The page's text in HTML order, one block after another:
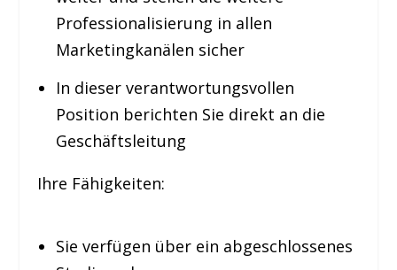
Professionalisierung in allen
Marketingkanälen sicher
In dieser verantwortungsvollen
Position berichten Sie direkt an die
Geschäftsleitung
Ihre Fähigkeiten:
Sie verfügen über ein abgeschlossenes